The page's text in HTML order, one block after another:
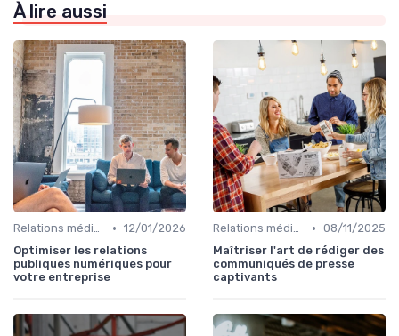
À lire aussi
Relations médias & presse • 12/01/2026
Optimiser les relations
publiques numériques pour
votre entreprise
Relations médias & presse • 08/11/2025
Maîtriser l'art de rédiger des
communiqués de presse
captivants